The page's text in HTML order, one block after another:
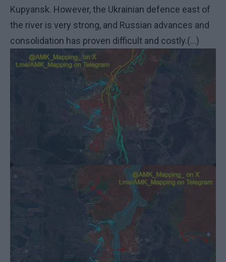
Kupyansk. However, the Ukrainian defence east of
the river is very strong, and Russian advances and
consolidation has proven difficult and costly.(...)